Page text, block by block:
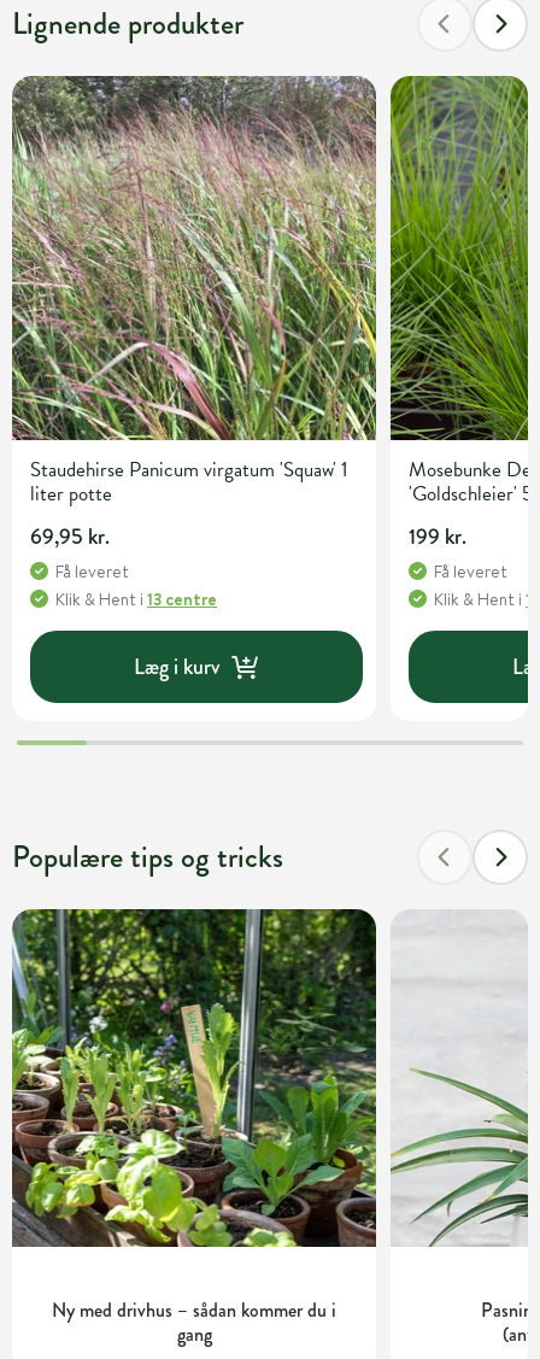
Lignende produkter
Staudehirse Panicum virgatum 'Squaw' 1
liter potte
69,95 kr.
Få leveret
Klik & Hent i 13 centre
Læg i kurv
Mosebunke
'Goldschleier'
199 kr.
Få leveret
Klik & Hent i
Populære tips og tricks
Ny med drivhus – sådan kommer du i
gang